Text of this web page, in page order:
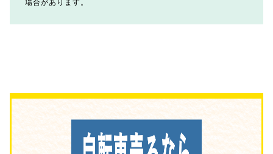
場合があります。